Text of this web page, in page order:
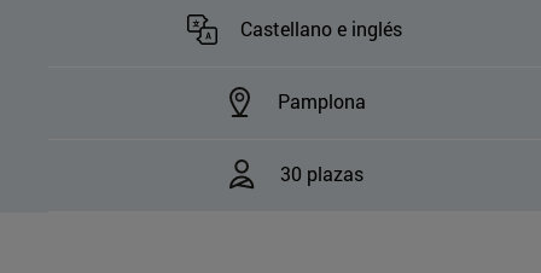
Castellano e inglés
Pamplona
30 plazas